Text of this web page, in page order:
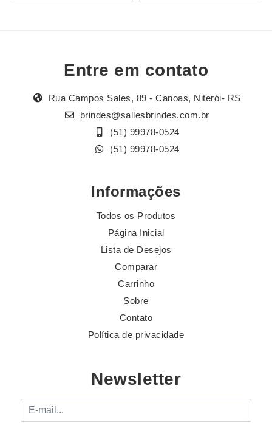
Entre em contato
Rua Campos Sales, 89 - Canoas, Niterói- RS
brindes@sallesbrindes.com.br
(51) 99978-0524
(51) 99978-0524
Informações
Todos os Produtos
Página Inicial
Lista de Desejos
Comparar
Carrinho
Sobre
Contato
Política de privacidade
Newsletter
E-mail